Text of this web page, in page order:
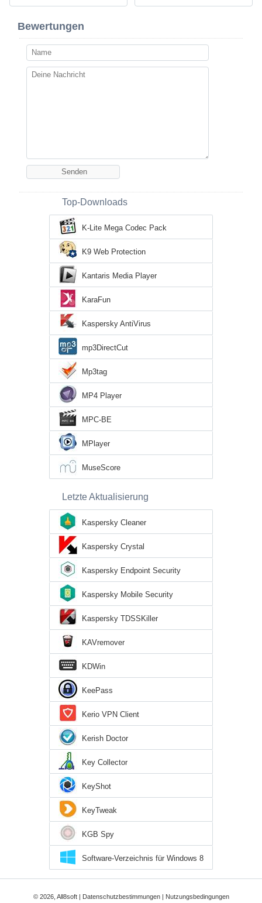
Bewertungen
Top-Downloads
K-Lite Mega Codec Pack
K9 Web Protection
Kantaris Media Player
KaraFun
Kaspersky AntiVirus
mp3DirectCut
Mp3tag
MP4 Player
MPC-BE
MPlayer
MuseScore
Letzte Aktualisierung
Kaspersky Cleaner
Kaspersky Crystal
Kaspersky Endpoint Security
Kaspersky Mobile Security
Kaspersky TDSSKiller
KAVremover
KDWin
KeePass
Kerio VPN Client
Kerish Doctor
Key Collector
KeyShot
KeyTweak
KGB Spy
Software-Verzeichnis für Windows 8
© 2026, All8soft | Datenschutzbestimmungen| Nutzungsbedingungen